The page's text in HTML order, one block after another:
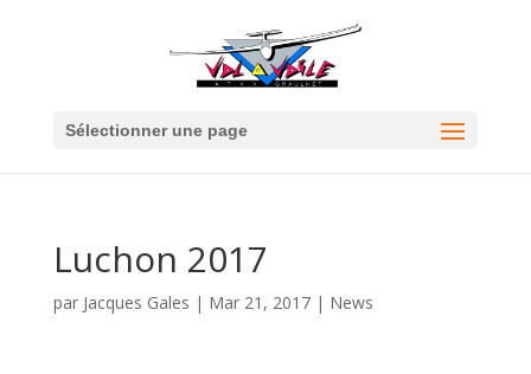
Sélectionner une page
Luchon 2017
par Jacques Gales | Mar 21, 2017| News